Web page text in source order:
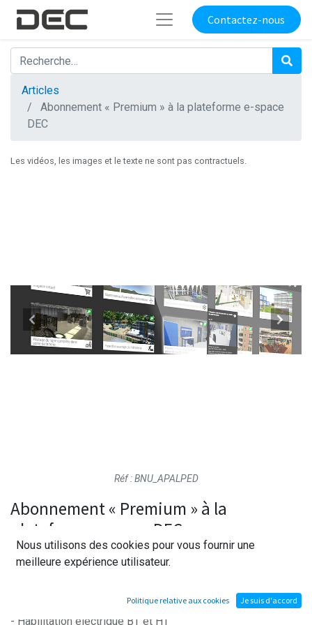
Contactez-nous
Articles
Abonnement « Premium » à la plateforme e-space
DEC
Les vidéos, les images et le texte ne sont pas contractuels.
Réf : BNU_APALPED
Abonnement « Premium » à la
plateforme e-space DEC
Profitez de notre catalogue d'applications de formation en
Inclus nos "best-sellers"
- Habilitation électrique BT et HT
Nous utilisons des cookies pour vous fournir une
meilleure expérience utilisateur.
Politique relative aux cookies Je suis d'accord